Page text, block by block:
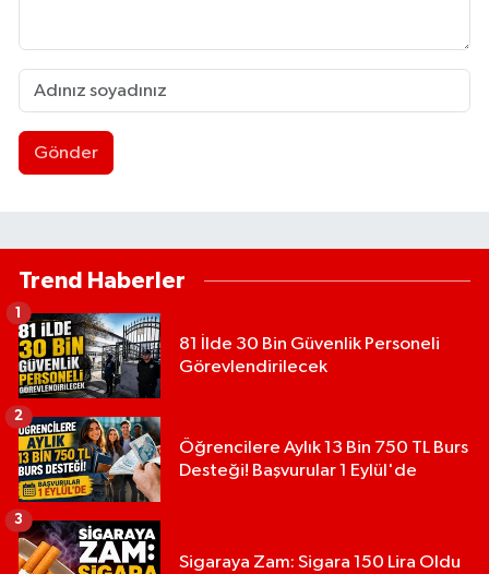
Gönder
Trend Haberler
81 İlde 30 Bin Güvenlik Personeli
Görevlendirilecek
1
Öğrencilere Aylık 13 Bin 750 TL Burs
Desteği! Başvurular 1 Eylül'de
2
Sigaraya Zam: Sigara 150 Lira Oldu
3